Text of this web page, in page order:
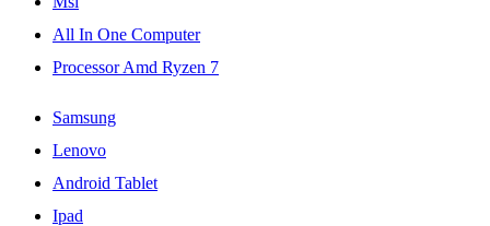
All In One Computer
Processor Amd Ryzen 7
Samsung
Lenovo
Android Tablet
Ipad